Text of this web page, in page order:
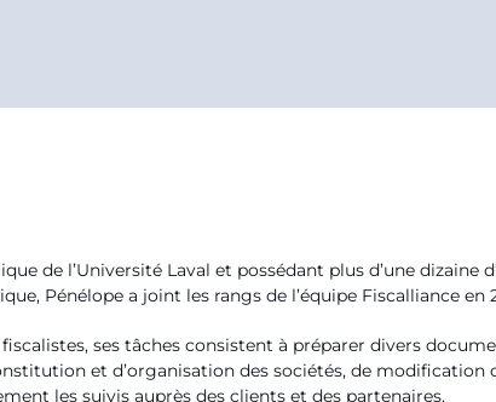
de l’Université Laval et possédant plus d’une dizaine
Pénélope a joint les rangs de l’équipe Fiscalliance en
ses tâches consistent à préparer divers
et d’organisation des sociétés, de modification
les suivis auprès des clients et des partenaires.